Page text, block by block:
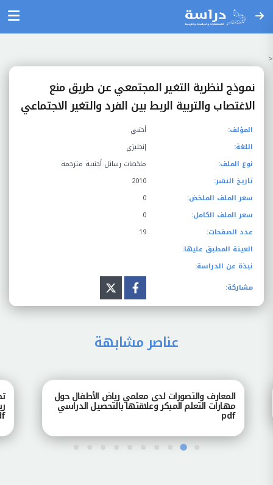
<
نموذج لنظرية التغير المجتمعي عن طريق منع
الاغتصاب والتربية الربط بين الفرد والتغير الاجتماعي
المؤلف:
أجنبي
اللغة:
إنجليزي
نوع الملف:
ملخصات رسائل أجنبية مترجمة
تاريخ النشر:
2010
سعر الملف الملخض:
0
سعر الملف الكامل:
0
عدد الصفحات:
19
العينة المطبق عليها:
نبذة عن الدراسة:
مشاركة:
عناصر مشابهة
المعارف والتصورات لدى معلمي رياض الأطفال حول
مهارات التعلم المبكر وعلاقتها بالتحصيل الدراسي
pdf
pdf